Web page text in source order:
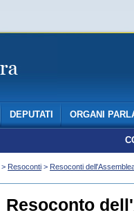
DEPUTATI ORGANI
> Resoconti > Resoconti
Resoconto